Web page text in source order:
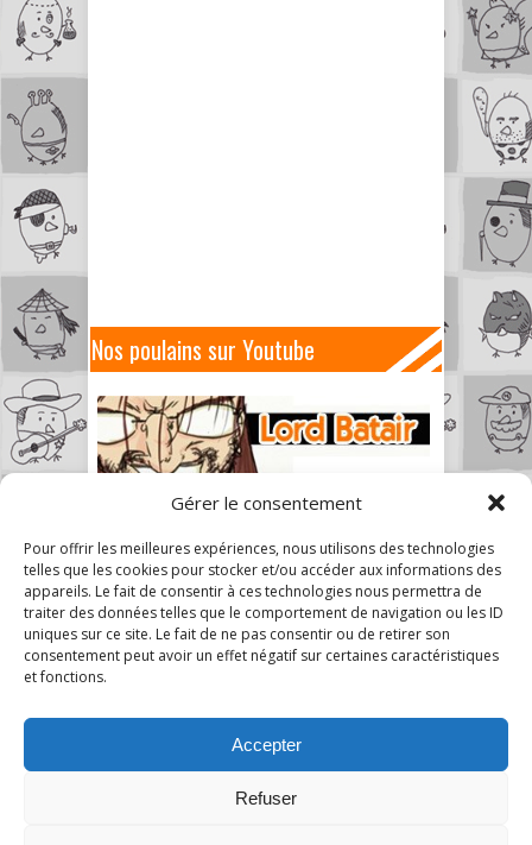
Gérer le consentement
Pour offrir les meilleures expériences, nous utilisons des technologies
telles que les cookies pour stocker et/ou accéder aux informations des
appareils. Le fait de consentir à ces technologies nous permettra de
traiter des données telles que le comportement de navigation ou les ID
uniques sur ce site. Le fait de ne pas consentir ou de retirer son
consentement peut avoir un effet négatif sur certaines caractéristiques
et fonctions.
Accepter
Refuser
Nos poulains sur Youtube